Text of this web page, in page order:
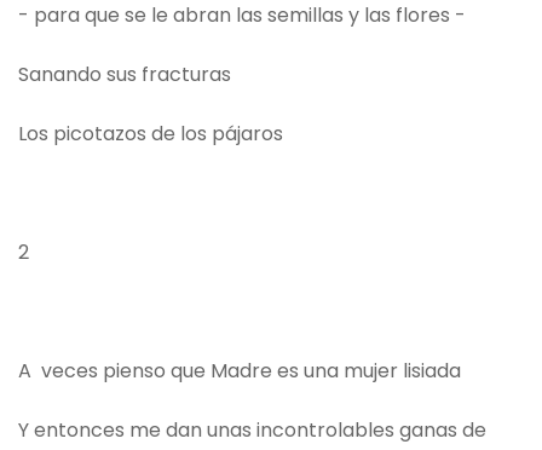
- para que se le abran las semillas y las flores -
Sanando sus fracturas
Los picotazos de los pájaros
2
A veces pienso que Madre es una mujer lisiada
Y entonces me dan unas incontrolables ganas de